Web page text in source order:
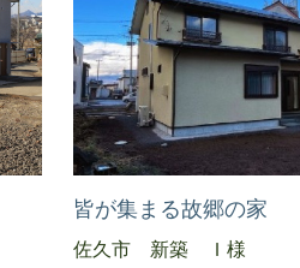
皆が集まる故郷の家
佐久市 新築 Ｉ様